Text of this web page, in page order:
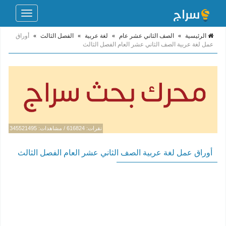
Toggle
الرئيسية » الصف الثاني عشر عام » لغة عربية » الفصل الثالث »
أوراق
عمل لغة عربية الصف الثاني عشر العام الفصل الثالث
نقرات: 616824 / مشاهدات: 345521495
أوراق عمل لغة عربية الصف الثاني عشر العام الفصل الثالث